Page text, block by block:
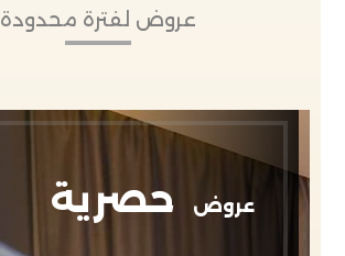
عروض لفترة محدودة
عروض
حصرية